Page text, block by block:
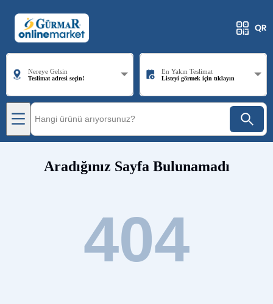
Nereye Gelsin
Teslimat adresi seçin!
En Yakın Teslimat
Listeyi görmek için tıklayın
Aradığınız Sayfa Bulunamadı
404